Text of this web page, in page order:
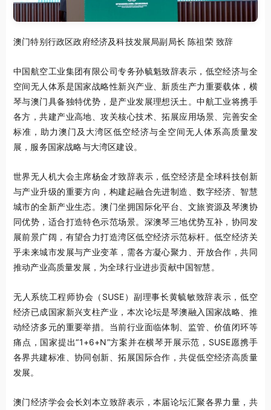
澳门特别行政区政府经济及科技发展局副局长 陈祖荣 致辞
中国航空工业集团有限公司专务孙毓魁致辞表示，低空经济与全
空间无人体系是国家战略性新兴产业、新质生产力重要载体，横
琴与澳门具备独特优势，是产业发展理想沃土。中航工业将携手
各方，共建产业高地、攻关核心技术、拓展应用场景、完善安全
标准，助力澳门及大湾区低空经济与全空间无人体系高质量发
展，服务国家战略与大湾区建设。
世界无人机大会主席杨金才致辞表示，低空经济是全球科技创新
与产业升级的重要方向，构建起融合先进制造、数字经济、智慧
城市的全新产业生态。澳门坐拥国际化平台、文旅资源及琴澳协
同优势，适合打造特色示范场景。深澳琴三地优势互补，协同发
展前景广阔，有望合力打造湾区低空经济示范标杆。低空经济关
乎未来城市发展与产业变革，需各方凝心聚力、开放合作，共同
推动产业高质量发展，为全球行业进步贡献中国智慧。
无人系统工程师协会（SUSE）副理事长黄毓敏致辞表示，低空
经济已成国家新兴支柱产业，本次论坛是琴澳融入国家战略、推
动经济多元的重要举措。当前行业面临体制、监管、价值闭环等
痛点，国家提出“1+6+N”方案并在横琴开展示范，SUSE愿携手
各界共建标准、协同创新、拓展国际合作，共促低空经济高质量
发展。
澳门经济学会会长刘本立致辞表示，本届论坛汇聚各界力量，共